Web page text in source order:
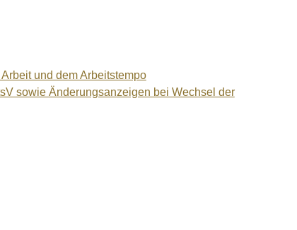
und dem Arbeitstempo
sowie Änderungsanzeigen bei Wechsel der